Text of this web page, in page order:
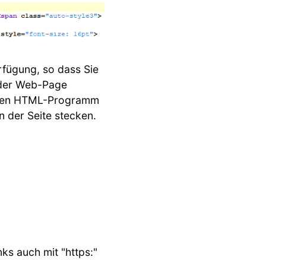
so dass Sie
Web-Page
HTML-Programm
der Seite stecken.
auch mit "https:"